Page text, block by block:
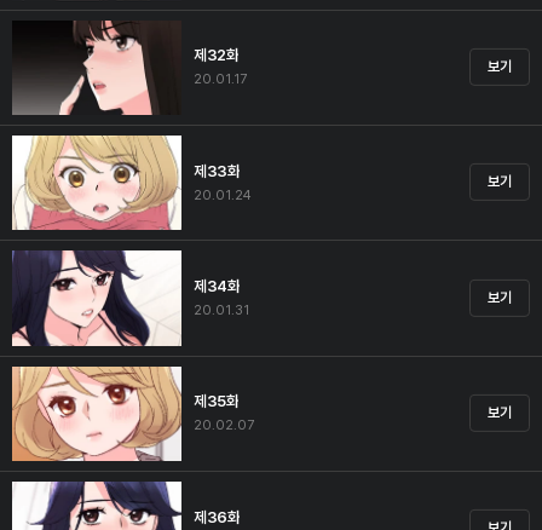
제32화
20.01.17
보기
제33화
20.01.24
보기
제34화
20.01.31
보기
제35화
20.02.07
보기
제36화